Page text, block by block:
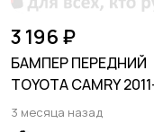
3 196 ₽
БАМПЕР ПЕРЕДНИЙ
TOYOTA CAMRY
(V50)
3 месяца назад